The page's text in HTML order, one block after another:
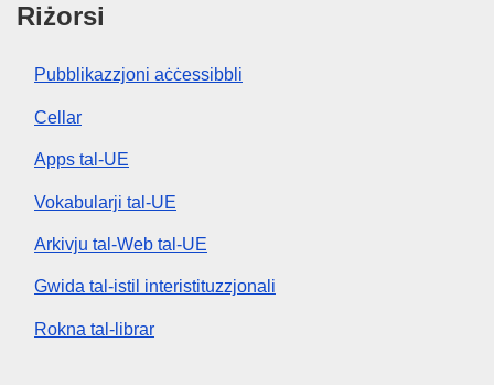
Riżorsi
Pubblikazzjoni aċċessibbli
Cellar
Apps tal-UE
Vokabularji tal-UE
Arkivju tal-Web tal-UE
Gwida tal-istil interistituzzjonali
Rokna tal-librar